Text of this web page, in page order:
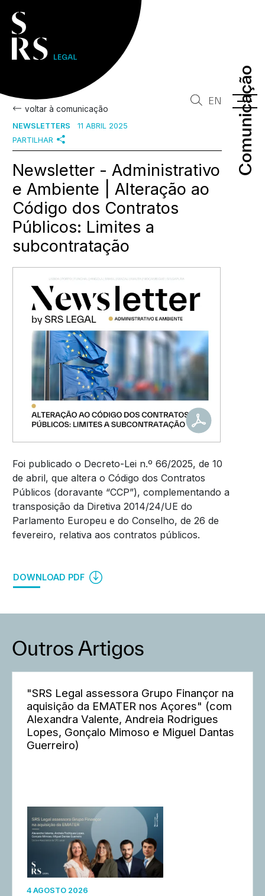
Comunicação
Comunicação
EN
voltar à comunicação
NEWSLETTERS
11 ABRIL 2025
PARTILHAR
Newsletter - Administrativo
e Ambiente | Alteração ao
Código dos Contratos
Públicos: Limites a
subcontratação
Foi publicado o Decreto-Lei n.º 66/2025, de 10
de abril, que altera o Código dos Contratos
Públicos (doravante “CCP”), complementando a
transposição da Diretiva 2014/24/UE do
Parlamento Europeu e do Conselho, de 26 de
fevereiro, relativa aos contratos públicos.
DOWNLOAD PDF
Outros Artigos
"SRS Legal assessora Grupo Finançor na
aquisição da EMATER nos Açores" (com
Alexandra Valente, Andreia Rodrigues
Lopes, Gonçalo Mimoso e Miguel Dantas
Guerreiro)
4 AGOSTO 2026